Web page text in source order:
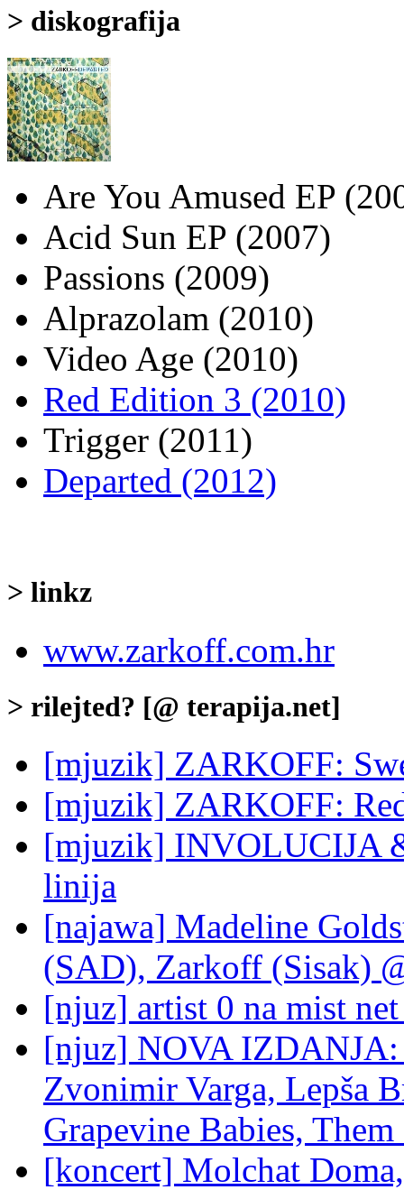
> diskografija
Are You Amused EP
Acid Sun EP (2007)
Passions (2009)
Alprazolam (2010)
Video Age (2010)
Red Edition 3 (2010)
Trigger (2011)
Departed (2012)
> linkz
www.zarkoff.com.hr
> rilejted? [@ terapija.net]
[mjuzik] ZARKOFF:
[mjuzik] ZARKOFF:
[mjuzik] INVOLUCIJA
linija
[najawa] Madeline
(SAD), Zarkoff (Sisak)
[njuz] artist 0 na mist
[njuz] NOVA
Zvonimir Varga, Lepša
Grapevine Babies,
[koncert] Molchat